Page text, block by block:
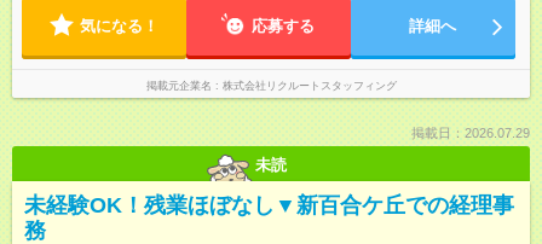
気になる！ 応募する 詳細へ
掲載元企業名 株式会社リクルートスタッフィング
掲載日：2026.07.29
未読
未経験OK！残業ほぼなし▼新百合ケ丘での経理事
務